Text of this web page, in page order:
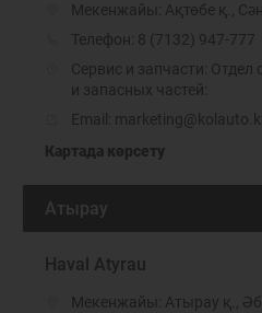
Мекенжайы: Ақтөбе қ.,
Телефон: 8 (7132) 947-777
Сервис и запчасти: Отдел
и запасных частей:
Email:
Картада көрсету
Атырау
Haval Atyrau
Мекенжайы: Атырау қ.,